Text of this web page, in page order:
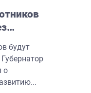
будут
о